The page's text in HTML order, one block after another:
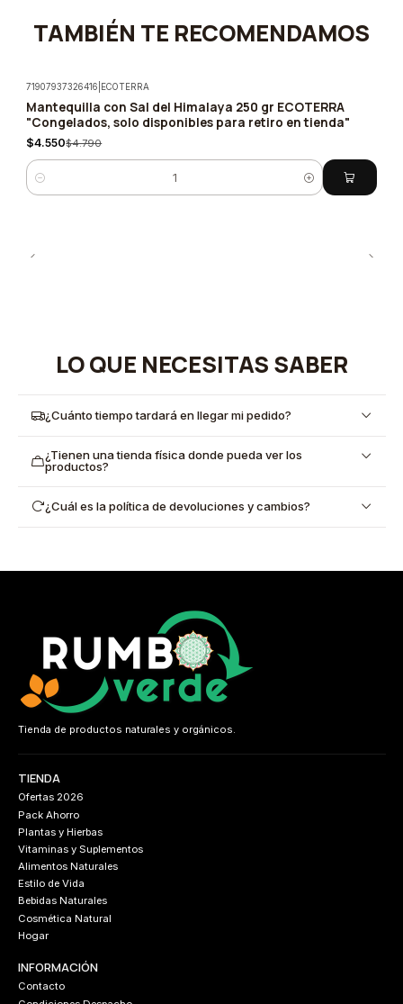
TAMBIÉN TE RECOMENDAMOS
-5%
71907937326416 ECOTERRA
Mantequilla con Sal del Himalaya 250 gr ECOTERRA
"Congelados, solo disponibles para retiro en tienda"
$4.550$4.790
Cantidad
LO QUE NECESITAS SABER
¿Cuánto tiempo tardará en llegar mi pedido?
¿Tienen una tienda física donde pueda ver los
productos?
¿Cuál es la política de devoluciones y cambios?
Tienda de productos naturales y orgánicos.
TIENDA
Ofertas 2026
Pack Ahorro
Plantas y Hierbas
Vitaminas y Suplementos
Alimentos Naturales
Estilo de Vida
Bebidas Naturales
Cosmética Natural
Hogar
INFORMACIÓN
Contacto